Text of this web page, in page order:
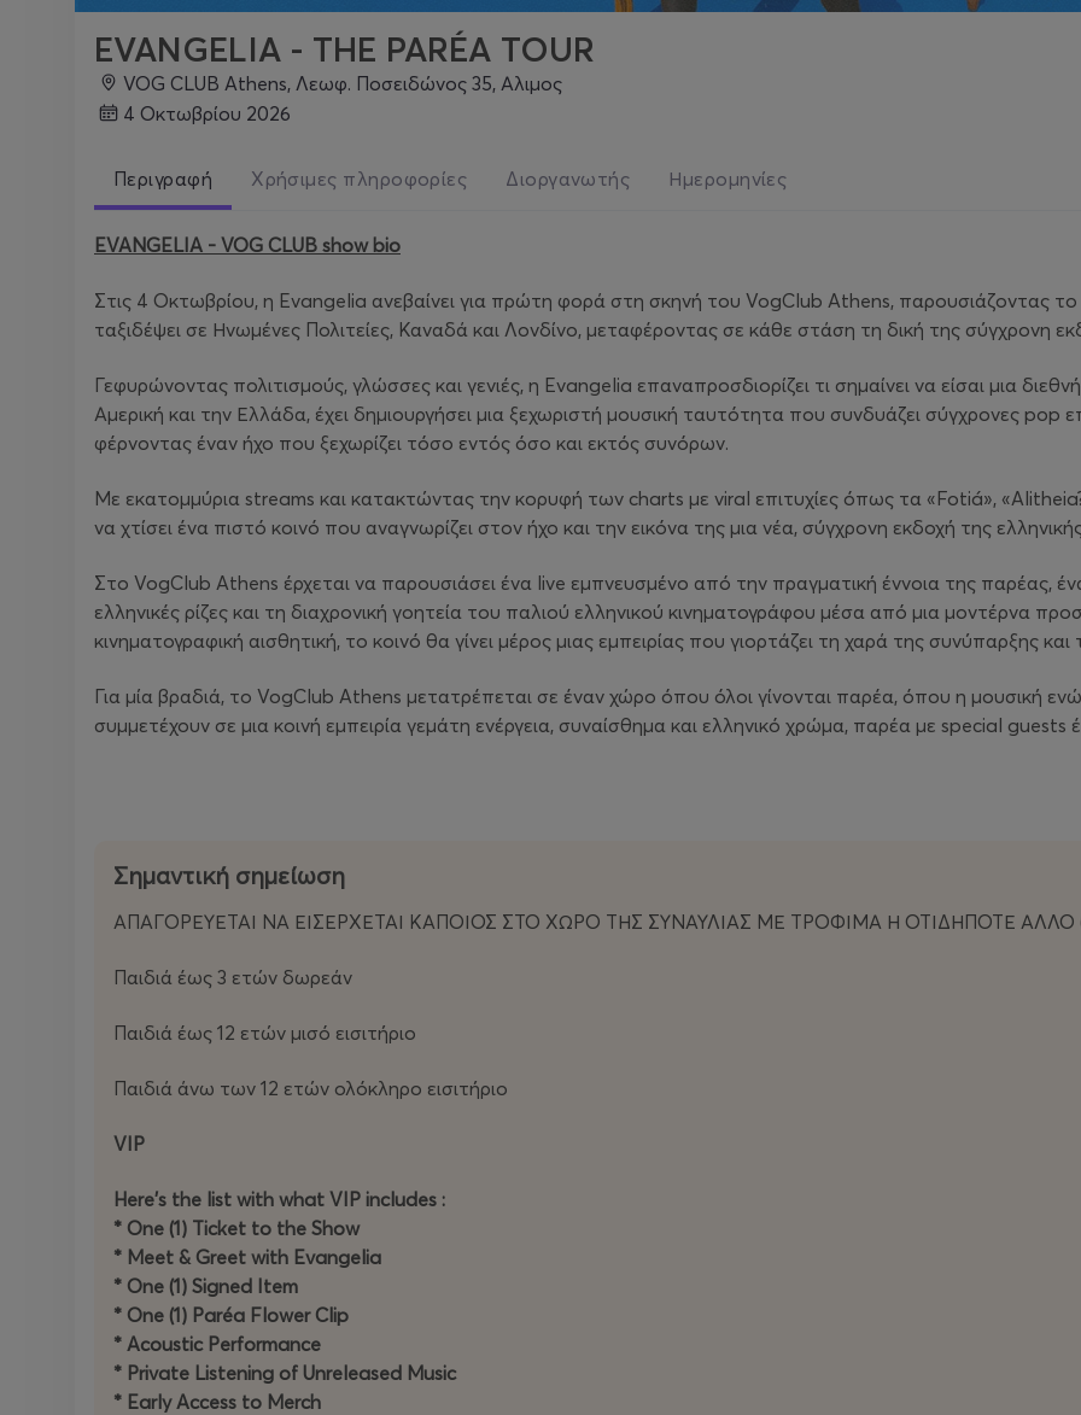
EVANGELIA - THE PARÉA TOUR
VOG CLUB Athens, Λεωφ. Ποσειδώνος 35, Αλιμος
4 Οκτωβρίου 2026
Περιγραφή Χρήσιμες πληροφορίες Διοργανωτής Ημερομηνίες
EVANGELIA - VOG CLUB show bio
Στις 4 Οκτωβρίου, η Evangelia ανεβαίνει για πρώτη φορά στη σκηνή του VogClub Athens, παρουσιάζοντας το
ταξιδέψει σε Ηνωμένες Πολιτείες, Καναδά και Λονδίνο, μεταφέροντας σε κάθε στάση τη δική της σύγχρονη
Γεφυρώνοντας πολιτισμούς, γλώσσες και γενιές, η Evangelia επαναπροσδιορίζει τι σημαίνει να είσαι μια
Αμερική και την Ελλάδα, έχει δημιουργήσει μια ξεχωριστή μουσική ταυτότητα που συνδυάζει σύγχρονες pop
φέρνοντας έναν ήχο που ξεχωρίζει τόσο εντός όσο και εκτός συνόρων.
Με εκατομμύρια streams και κατακτώντας την κορυφή των charts με viral επιτυχίες όπως τα «Fotiá»,
να χτίσει ένα πιστό κοινό που αναγνωρίζει στον ήχο και την εικόνα της μια νέα, σύγχρονη εκδοχή της
Στο VogClub Athens έρχεται να παρουσιάσει ένα live εμπνευσμένο από την πραγματική έννοια της παρέας,
ελληνικές ρίζες και τη διαχρονική γοητεία του παλιού ελληνικού κινηματογράφου μέσα από μια μοντέρνα
κινηματογραφική αισθητική, το κοινό θα γίνει μέρος μιας εμπειρίας που γιορτάζει τη χαρά της συνύπαρξης
Για μία βραδιά, το VogClub Athens μετατρέπεται σε έναν χώρο όπου όλοι γίνονται παρέα, όπου η μουσική
συμμετέχουν σε μια κοινή εμπειρία γεμάτη ενέργεια, συναίσθημα και ελληνικό χρώμα, παρέα με special guests
Σημαντική σημείωση
ΑΠΑΓΟΡΕΥΕΤΑΙ ΝΑ ΕΙΣΕΡΧΕΤΑΙ ΚΑΠΟΙΟΣ ΣΤΟ ΧΩΡΟ ΤΗΣ ΣΥΝΑΥΛΙΑΣ ΜΕ ΤΡΟΦΙΜΑ Η ΟΤΙΔΗΠΟΤΕ
Παιδιά έως 3 ετών δωρεάν
Παιδιά έως 12 ετών μισό εισιτήριο
Παιδιά άνω των 12 ετών ολόκληρο εισιτήριο
VIP
Here’s the list with what VIP includes :
* One (1) Ticket to the Show
* Meet & Greet with Evangelia
* One (1) Signed Item
* One (1) Paréa Flower Clip
* Acoustic Performance
* Private Listening of Unreleased Music
* Early Access to Merch